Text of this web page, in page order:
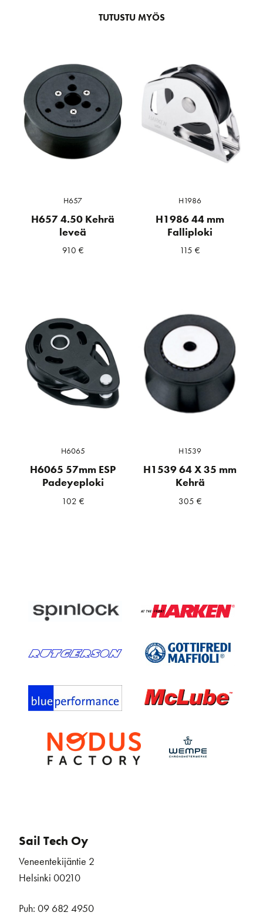
TUTUSTU MYÖS
H657
H657 4.50 Kehrä
leveä
910 €
H1986
H1986 44 mm
Falliploki
115€
H6065
H6065 57mm ESP
Padeyeploki
102 €
H1539
H1539 64 X 35 mm
Kehrä
305 €
Sail Tech Oy
Veneentekijäntie 2
Helsinki 00210
Puh: 09 682 4950